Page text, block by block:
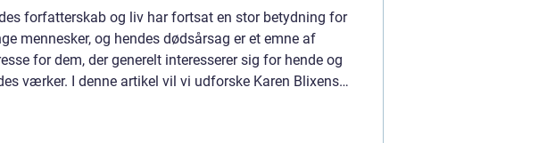
forfatterskab og liv har fortsat en stor betydning for
mennesker, og hendes dødsårsag er et emne af
for dem, der generelt interesserer sig for hende og
værker. I denne artikel vil vi udforske Karen Blixens